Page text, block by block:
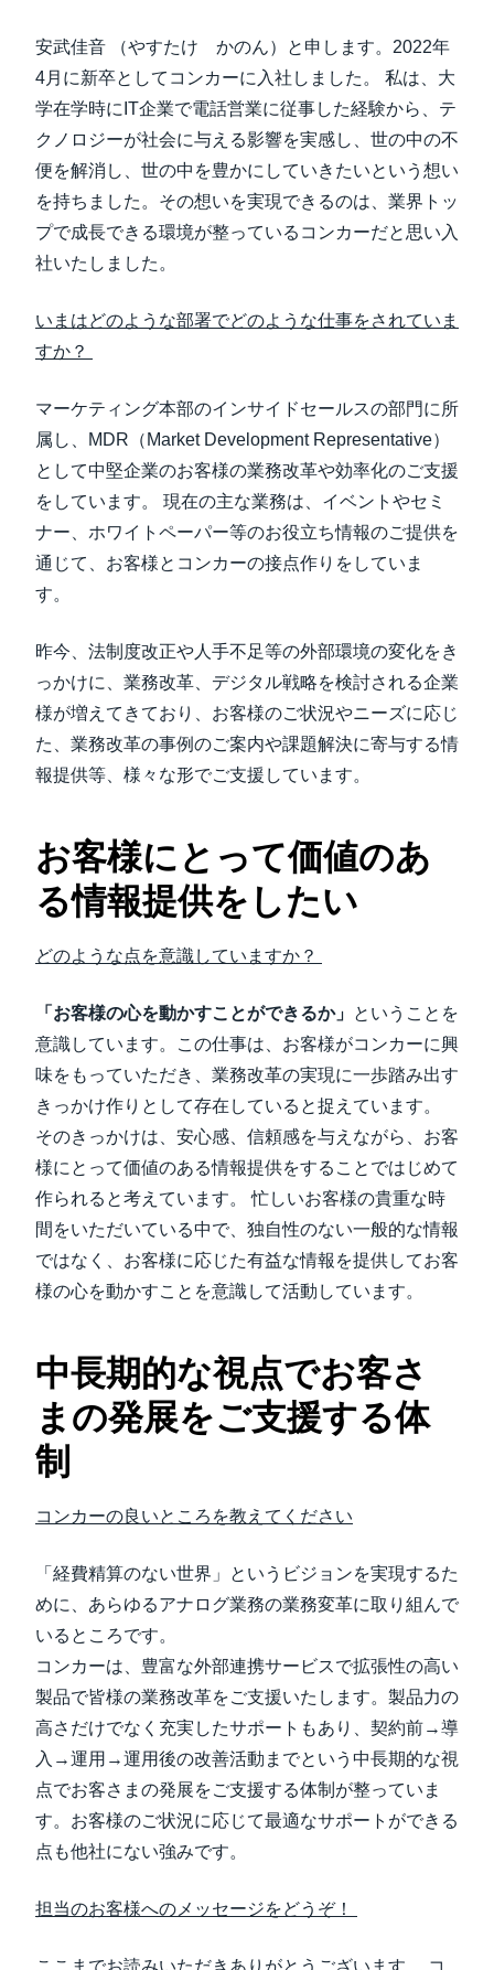
安武佳音 （やすたけ かのん）と申します。2022年
4月に新卒としてコンカーに入社しました。 私は、大
学在学時にIT企業で電話営業に従事した経験から、テ
クノロジーが社会に与える影響を実感し、世の中の不
便を解消し、世の中を豊かにしていきたいという想い
を持ちました。その想いを実現できるのは、業界トッ
プで成長できる環境が整っているコンカーだと思い入
社いたしました。
いまはどのような部署でどのような仕事をされていま
すか？
マーケティング本部のインサイドセールスの部門に所
属し、MDR（Market Development Representative）
として中堅企業のお客様の業務改革や効率化のご支援
をしています。 現在の主な業務は、イベントやセミ
ナー、ホワイトペーパー等のお役立ち情報のご提供を
通じて、お客様とコンカーの接点作りをしていま
す。
昨今、法制度改正や人手不足等の外部環境の変化をき
っかけに、業務改革、デジタル戦略を検討される企業
様が増えてきており、お客様のご状況やニーズに応じ
た、業務改革の事例のご案内や課題解決に寄与する情
報提供等、様々な形でご支援しています。
お客様にとって価値のあ
る情報提供をしたい
どのような点を意識していますか？
「お客様の心を動かすことができるか」 ということを
意識しています。この仕事は、お客様がコンカーに興
味をもっていただき、業務改革の実現に一歩踏み出す
きっかけ作りとして存在していると捉えています。
そのきっかけは、安心感、信頼感を与えながら、お客
様にとって価値のある情報提供をすることではじめて
作られると考えています。 忙しいお客様の貴重な時
間をいただいている中で、独自性のない一般的な情報
ではなく、お客様に応じた有益な情報を提供してお客
様の心を動かすことを意識して活動しています。
中長期的な視点でお客さ
まの発展をご支援する体
制
コンカーの良いところを教えてください
「経費精算のない世界」というビジョンを実現するた
めに、あらゆるアナログ業務の業務変革に取り組んで
いるところです。
コンカーは、豊富な外部連携サービスで拡張性の高い
製品で皆様の業務改革をご支援いたします。製品力の
高さだけでなく充実したサポートもあり、契約前→導
入→運用→運用後の改善活動までという中長期的な視
点でお客さまの発展をご支援する体制が整っていま
す。お客様のご状況に応じて最適なサポートができる
点も他社にない強みです。
担当のお客様へのメッセージをどうぞ！
ここまでお読みいただきありがとうございます。 コ